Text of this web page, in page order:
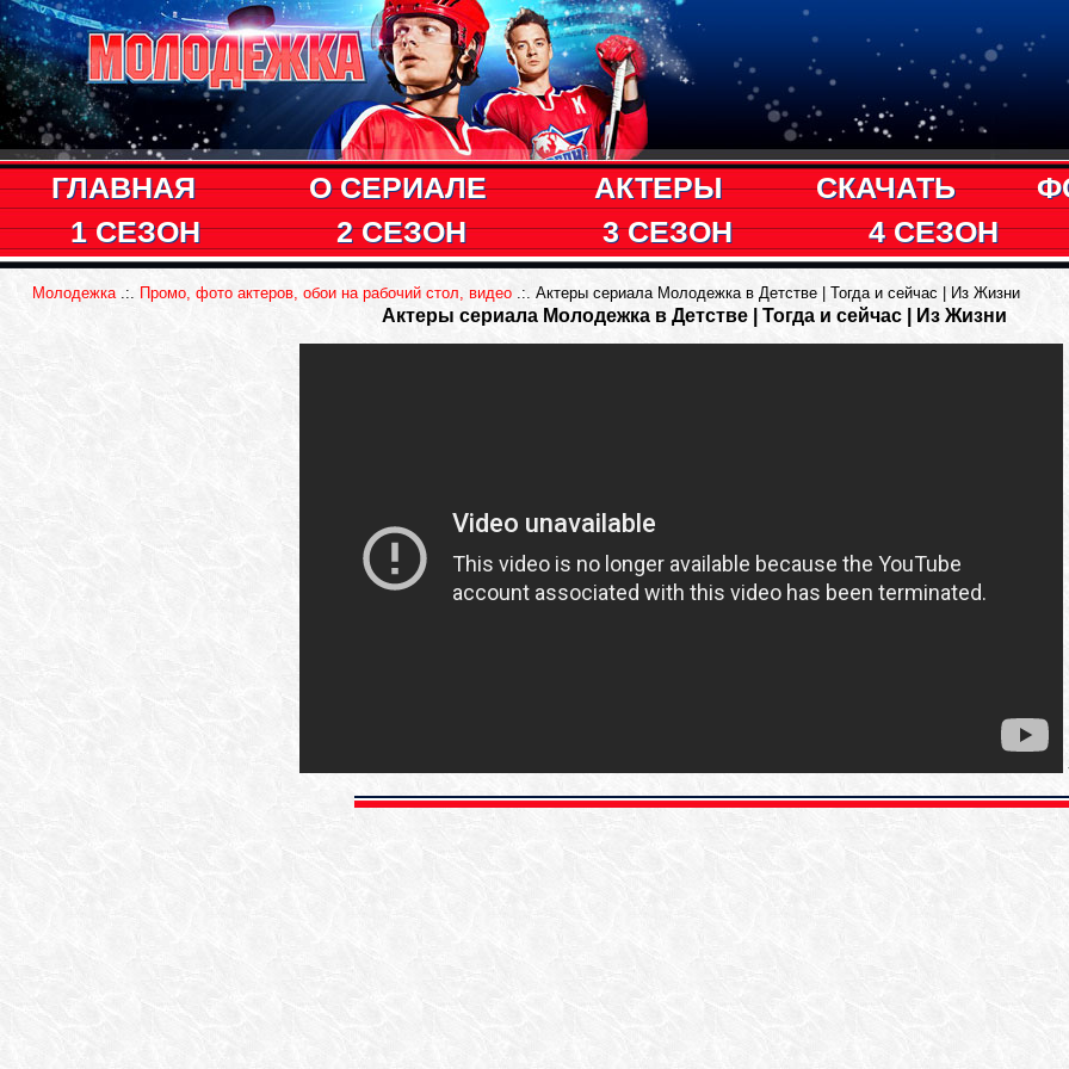
ГЛАВНАЯ О СЕРИАЛЕ АКТЕРЫ СКАЧАТЬ
1 СЕЗОН
2 СЕЗОН 3 СЕЗОН 4 СЕЗОН
Молодежка.:. Промо, фото актеров, обои на рабочий стол, видео.:. Актеры сериала Молодежка в Детстве | Тогда и сейчас | Из Жизни
Актеры сериала Молодежка в Детстве | Тогда и сейчас | Из Жизни